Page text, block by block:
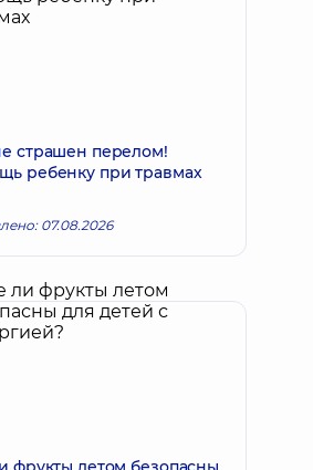
страшен перелом!
ребенку при травмах
07.08.2026